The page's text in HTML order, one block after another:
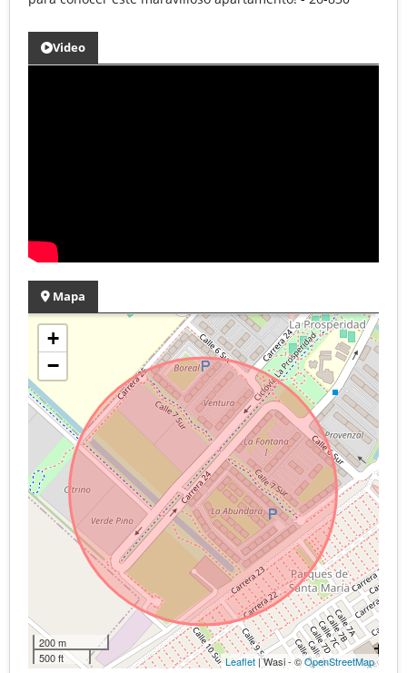
Video
Mapa
+
−
200 m
500 ft
Leaflet | Wasi - ©OpenStreetMap